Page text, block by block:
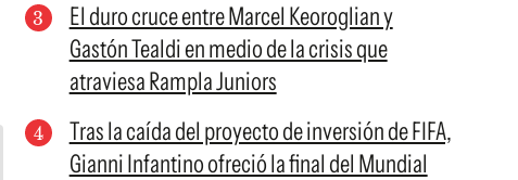
El duro cruce entre Marcel Keoroglian y
Gastón Tealdi en medio de la crisis que
atraviesa Rampla Juniors
Tras la caída del proyecto de inversión de FIFA,
Gianni Infantino ofreció la final del Mundial